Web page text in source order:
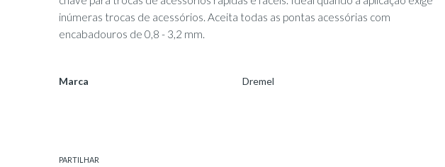
inúmeras trocas de acessórios. Aceita todas as pontas acessórias com
encabadouros de 0,8 - 3,2 mm.
Marca
Dremel
PARTILHAR